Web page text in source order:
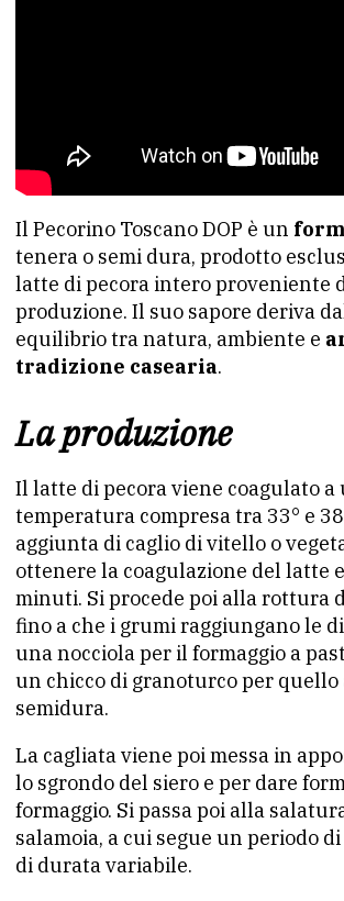
Il Pecorino Toscano DOP è un
tenera o semi dura, prodotto
latte di pecora intero proveniente
produzione. Il suo sapore deriva
equilibrio tra natura, ambiente e
tradizione casearia.
La produzione
Il latte di pecora viene coagulato a
temperatura compresa tra 33° e
aggiunta di caglio di vitello o
ottenere la coagulazione del latte
minuti. Si procede poi alla rottura
fino a che i grumi raggiungano le
una nocciola per il formaggio a
un chicco di granoturco per quello
semidura.
La cagliata viene poi messa in
lo sgrondo del siero e per dare
formaggio. Si passa poi alla
salamoia, a cui segue un periodo
di durata variabile.